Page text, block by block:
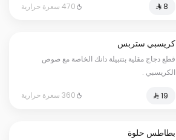
470 سعرة حرارية
كريسبي ستربس
قطع دجاج مقلية بتتبيلة دانك الخاصة مع صوص
الكريسبي .
360 سعرة حرارية
بطاطس حلوة